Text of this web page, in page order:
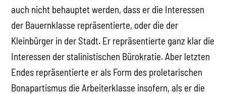
auch nicht behauptet werden, dass er die Interessen
der Bauernklasse repräsentierte, oder die der
Kleinbürger in der Stadt. Er repräsentierte ganz klar die
Interessen der stalinistischen Bürokratie. Aber letzten
Endes repräsentierte er als Form des proletarischen
Bonapartismus die Arbeiterklasse insofern, als er die